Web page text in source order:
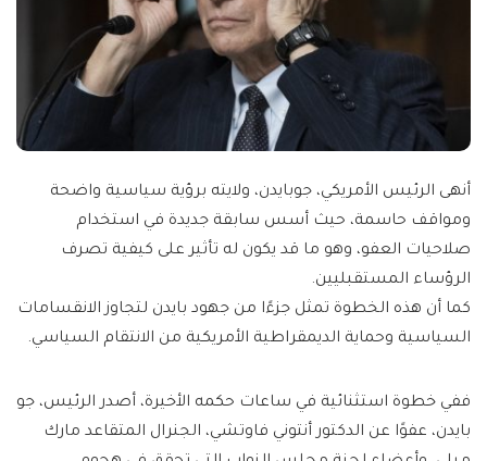
أنهى الرئيس الأمريكي، جوبايدن، ولايته برؤية سياسية واضحة
ومواقف حاسمة، حيث أسس سابقة جديدة في استخدام
صلاحيات العفو، وهو ما قد يكون له تأثير على كيفية تصرف
الرؤساء المستقبليين.
كما أن هذه الخطوة تمثل جزءًا من جهود بايدن لتجاوز الانقسامات
السياسية وحماية الديمقراطية الأمريكية من الانتقام السياسي.
ففي خطوة استثنائية في ساعات حكمه الأخيرة، أصدر الرئيس، جو
بايدن، عفوًا عن الدكتور أنتوني فاوتشي، الجنرال المتقاعد مارك